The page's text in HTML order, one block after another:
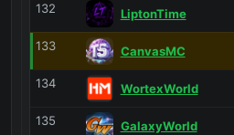
132 LiptonTime
133 CanvasMC
134 WortexWorld
135 GalaxyWorld